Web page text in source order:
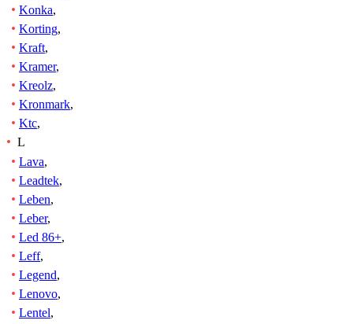
Konka,
Korting,
Kraft,
Kramer,
Kreolz,
Kronmark,
Ktc,
L
Lava,
Leadtek,
Leben,
Leber,
Led 86+,
Leff,
Legend,
Lenovo,
Lentel,